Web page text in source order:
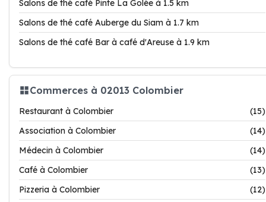
Salons de thé café Pinte La Golée à 1.5 km
Salons de thé café Auberge du Siam à 1.7 km
Salons de thé café Bar à café d'Areuse à 1.9 km
Commerces à 02013 Colombier
Restaurant à Colombier
(15)
Association à Colombier
(14)
Médecin à Colombier
(14)
Café à Colombier
(13)
Pizzeria à Colombier
(12)